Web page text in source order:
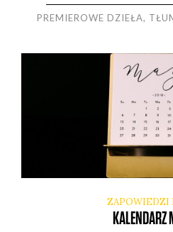
PREMIEROWE DZIEŁA,
ZAPOWIEDZI
KALENDARZ